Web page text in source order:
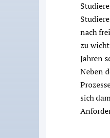
nach
zu
Jahren
Neben
sich